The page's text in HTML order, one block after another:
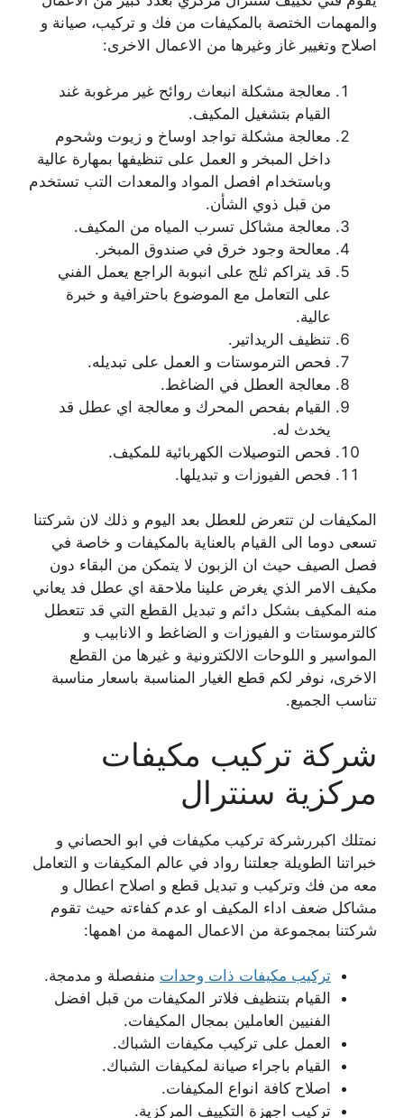
والمهمات الختصة بالمكيفات من فك و تركيب، صيانة و
اصلاح وتغيير غاز وغيرها من الاعمال الاخرى:
معالجة مشكلة انبعاث روائح غير مرغوبة غند
القيام بتشغيل المكيف.
معالجة مشكلة تواجد اوساخ و زيوت وشحوم
داخل المبخر و العمل على تنظيفها بمهارة عالية
وباستخدام افصل المواد والمعدات التب تستخدم
من قبل ذوي الشأن.
معالجة مشاكل تسرب المياه من المكيف.
معالحة وجود خرق في صندوق المبخر.
قد يتراكم ثلج على انبوبة الراجع يعمل الفني
على التعامل مع الموضوع باحترافية و خبرة
عالية.
تنظيف الريداتير.
فحص الترموستات و العمل على تبديله.
معالجة العطل في الضاغط.
القيام بفحص المحرك و معالجة اي عطل قد
يخدث له.
فحص التوصيلات الكهربائية للمكيف.
فحص الفيوزات و تبديلها.
المكيفات لن تتعرض للعطل بعد اليوم و ذلك لان شركتنا
تسعى دوما الى القيام بالعناية بالمكيفات و خاصة في
فصل الصيف حيث ان الزبون لا يتمكن من البقاء دون
مكيف الامر الذي يغرض علينا ملاحقة اي عطل فد يعاني
منه المكيف بشكل دائم و تبديل القطع التي قد تتعطل
كالترموستات و الفيوزات و الضاغط و الانابيب و
المواسير و اللوحات الالكترونية و غيرها من القطع
الاخرى، نوفر لكم قطع الغيار المناسبة باسعار مناسبة
تناسب الجميع.
شركة تركيب مكيفات
مركزية سنترال
نمتلك اكبررشركة تركيب مكيفات في ابو الحصاني و
خبراتنا الطويلة جعلتنا رواد في عالم المكيفات و التعامل
معه من فك وتركيب و تبديل قطع و اصلاح اعطال و
مشاكل ضعف اداء المكيف او عدم كفاءته حيث تقوم
شركتنا بمجموعة من الاعمال المهمة من اهمها:
تركيب مكيفات ذات وحدات منفصلة و مدمجة.
القيام بتنظيف فلاتر المكيفات من قبل افضل
الفنيين العاملين بمجال المكيفات.
العمل على تركيب مكيفات الشباك.
القيام باجراء صيانة لمكيفات الشباك.
اصلاح كافة انواع المكيفات.
تركيب اجهزة التكييف المركزية.